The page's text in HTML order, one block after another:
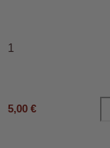
1
5,00 €